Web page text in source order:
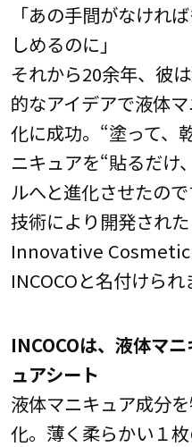
「あの手間がなけれ
しめるのに」
それから20余年、彼
的なアイデアで液体
化に成功。“塗って、
ニキュアを“貼るだけ
ルへと進化させたの
技術により開発された
Innovative Cosmetic
INCOCOと名付けられ
INCOCOは、液体マ
ュアシート
液体マニキュア成分
化。薄く柔らかい１枚